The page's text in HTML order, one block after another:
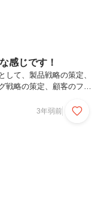
感じです！
て、製品戦略の策定、
戦略の策定、顧客のフィ
3年弱前